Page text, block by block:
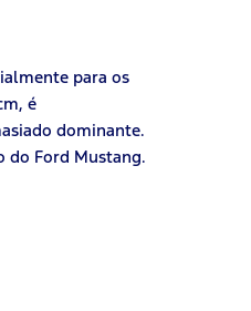
para os
é
dominante.
do Ford Mustang.